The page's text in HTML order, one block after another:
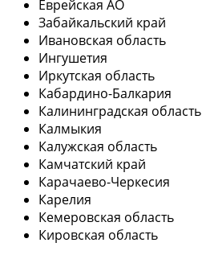
Еврейская АО
Забайкальский край
Ивановская область
Ингушетия
Иркутская область
Кабардино-Балкария
Калининградская область
Калмыкия
Калужская область
Камчатский край
Карачаево-Черкесия
Карелия
Кемеровская область
Кировская область